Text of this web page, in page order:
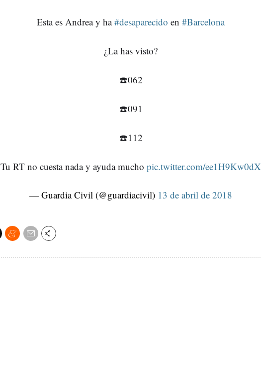
Esta es Andrea y ha#desaparecido en#Barcelona
¿La has visto?
☎️062
☎️091
☎️112
Tu RT no cuesta nada y ayuda muchopic.twitter.com/ee1H9Kw0dX
— Guardia Civil (@guardiacivil) 13 de abril de 2018